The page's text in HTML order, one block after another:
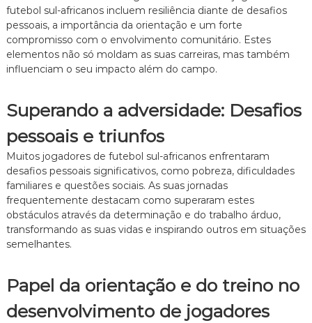
futebol sul-africanos incluem resiliência diante de desafios
pessoais, a importância da orientação e um forte
compromisso com o envolvimento comunitário. Estes
elementos não só moldam as suas carreiras, mas também
influenciam o seu impacto além do campo.
Superando a adversidade: Desafios
pessoais e triunfos
Muitos jogadores de futebol sul-africanos enfrentaram
desafios pessoais significativos, como pobreza, dificuldades
familiares e questões sociais. As suas jornadas
frequentemente destacam como superaram estes
obstáculos através da determinação e do trabalho árduo,
transformando as suas vidas e inspirando outros em situações
semelhantes.
Papel da orientação e do treino no
desenvolvimento de jogadores